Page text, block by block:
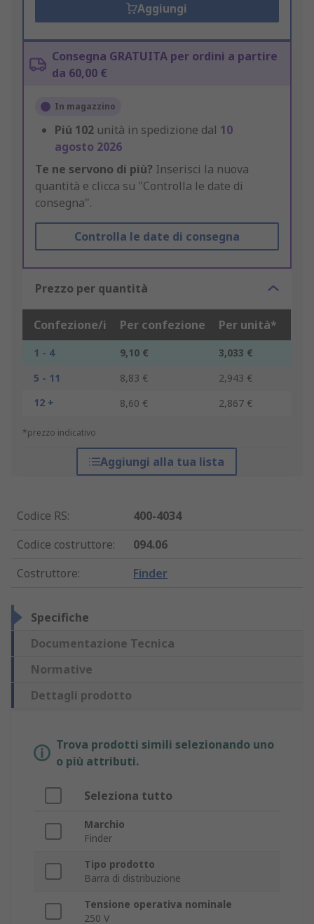
Aggiungi
Consegna GRATUITA per ordini a partire
da 60,00 €
In magazzino
Più 102 unità in spedizione dal 10
agosto 2026
Te ne servono di più? Inserisci la nuova
quantità e clicca su "Controlla le date di
consegna".
Controlla le date di consegna
Prezzo per quantità
Confezione/i Per confezione Per unità*
1 - 4 9,10 €
3,033 €
5 - 11
8,83 €
2,943 €
12 +
8,60 € 2,867 €
*prezzo indicativo
Aggiungi alla tua lista
Codice RS:
400-4034
Codice costruttore:
094.06
Costruttore: Finder
Specifiche
Documentazione Tecnica
Normative
Dettagli prodotto
Trova prodotti simili selezionando uno
o più attributi.
Seleziona tutto
Marchio
Finder
Tipo prodotto
Barra di distribuzione
Tensione operativa nominale
250 V